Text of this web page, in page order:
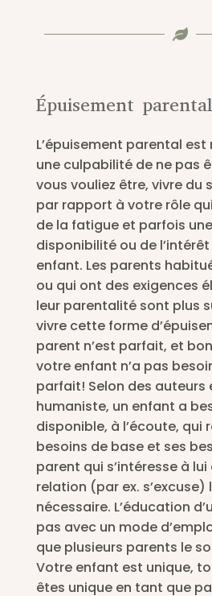

Épuisement parental
L’épuisement parental
une culpabilité de ne pas
vous vouliez être, vivre du
par rapport à votre rôle
de la fatigue et parfois
disponibilité ou de
enfant. Les parents
ou qui ont des exigences
leur parentalité sont plus
vivre cette forme
parent n’est parfait, et
votre enfant n’a pas
parfait! Selon des auteurs
humaniste, un enfant a
disponible, à l’écoute, qui
besoins de base et ses
parent qui s’intéresse à
relation (par ex. s’excuse)
nécessaire. L’éducation
pas avec un mode
que plusieurs parents le
Votre enfant est unique,
êtes unique en tant que